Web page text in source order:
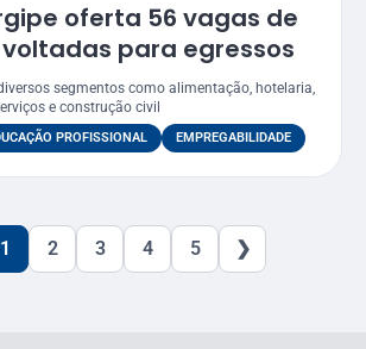
oferta 56 vagas de
para egressos
segmentos como alimentação, hotelaria,
e construção civil
PROFISSIONAL EMPREGABILIDADE
1 2 3 4 5 ❯